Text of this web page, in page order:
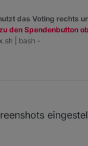
das Voting rechts
den Spendenbutton
| bash -